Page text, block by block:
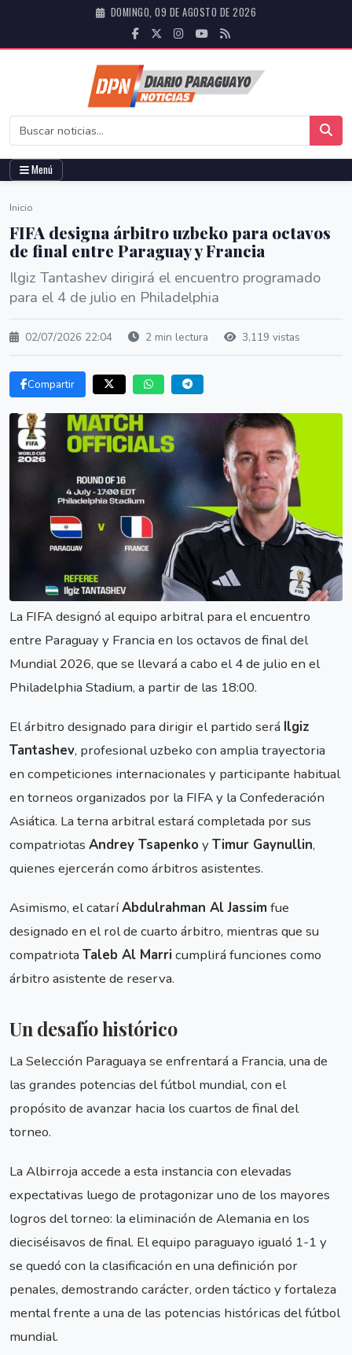
DOMINGO, 09 DE AGOSTO DE 2026
Menú
Inicio
FIFA designa árbitro uzbeko para octavos
de final entre Paraguay y Francia
Ilgiz Tantashev dirigirá el encuentro programado
para el 4 de julio en Philadelphia
02/07/2026 22:04 2 min lectura 3,119 vistas
Compartir
La FIFA designó al equipo arbitral para el encuentro
entre Paraguay y Francia en los octavos de final del
Mundial 2026, que se llevará a cabo el 4 de julio en el
Philadelphia Stadium, a partir de las 18:00.
El árbitro designado para dirigir el partido será Ilgiz
Tantashev, profesional uzbeko con amplia trayectoria
en competiciones internacionales y participante habitual
en torneos organizados por la FIFA y la Confederación
Asiática. La terna arbitral estará completada por sus
compatriotas Andrey Tsapenko yTimur Gaynullin,
quienes ejercerán como árbitros asistentes.
Asimismo, el cataríAbdulrahman Al Jassim fue
designado en el rol de cuarto árbitro, mientras que su
compatriota Taleb Al Marri cumplirá funciones como
árbitro asistente de reserva.
Un desafío histórico
La Selección Paraguaya se enfrentará a Francia, una de
las grandes potencias del fútbol mundial, con el
propósito de avanzar hacia los cuartos de final del
torneo.
La Albirroja accede a esta instancia con elevadas
expectativas luego de protagonizar uno de los mayores
logros del torneo: la eliminación de Alemania en los
dieciséisavos de final. El equipo paraguayo igualó 1-1 y
se quedó con la clasificación en una definición por
penales, demostrando carácter, orden táctico y fortaleza
mental frente a una de las potencias históricas del fútbol
mundial.